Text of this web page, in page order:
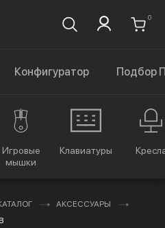
0
Конфигуратор Подбор
Игровые
мышки
Клавиатуры
АКСЕССУАРЫ